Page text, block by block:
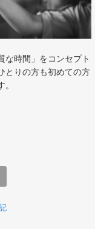
な時間」をコンセプト
とりの方も初めての方